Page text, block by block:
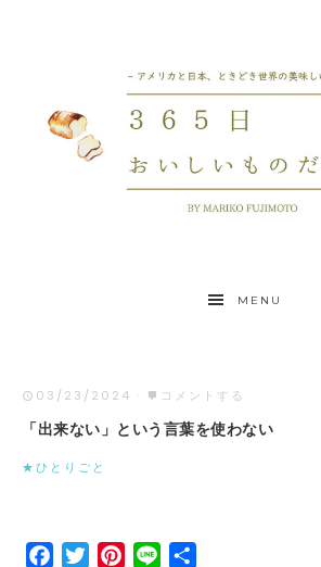
MENU
03/23/2024 ·
コメントする
「出来ない」という言葉を使わない
★ひとりごと
Facebook
TwitterPinterest
Line